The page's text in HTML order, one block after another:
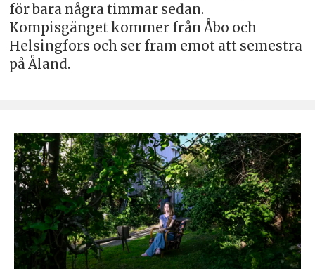
för bara några timmar sedan.
Kompisgänget kommer från Åbo och
Helsingfors och ser fram emot att semestra
på Åland.